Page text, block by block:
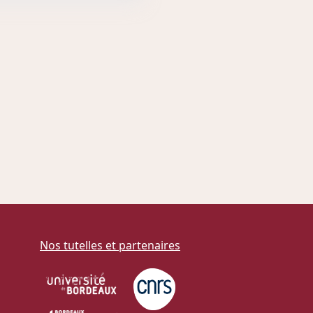
Nos tutelles et partenaires